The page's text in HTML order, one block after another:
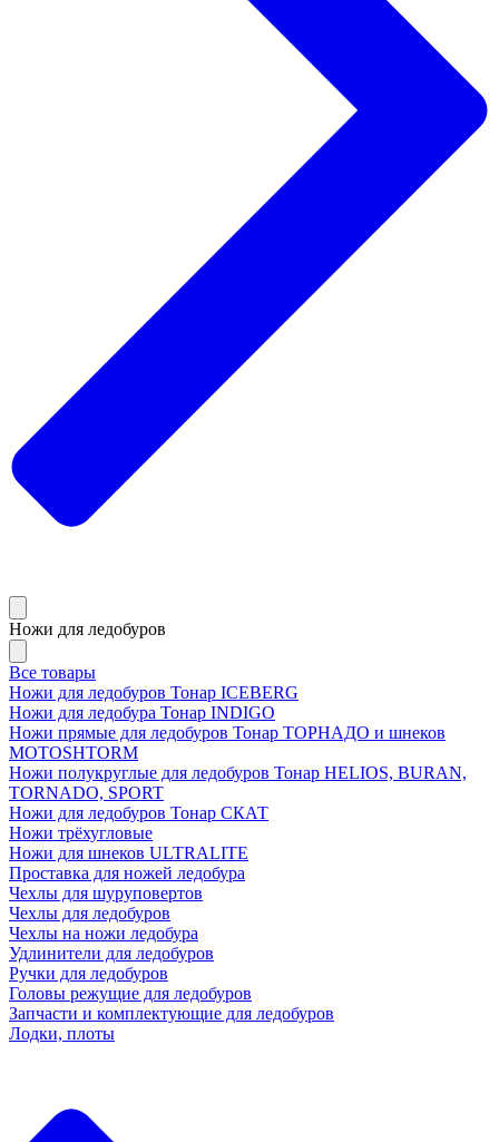
Ножи для ледобуров
Все товары
Ножи для ледобуров Тонар ICEBERG
Ножи для ледобура Тонар INDIGO
Ножи прямые для ледобуров Тонар ТОРНАДО и шнеков
MOTOSHTORM
Ножи полукруглые для ледобуров Тонар HELIOS, BURAN,
TORNADO, SPORT
Ножи для ледобуров Тонар СКАТ
Ножи трёхугловые
Ножи для шнеков ULTRALITE
Проставка для ножей ледобура
Чехлы для шуруповертов
Чехлы для ледобуров
Чехлы на ножи ледобура
Удлинители для ледобуров
Ручки для ледобуров
Головы режущие для ледобуров
Запчасти и комплектующие для ледобуров
Лодки, плоты